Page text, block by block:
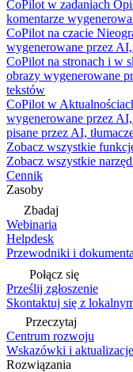
CoPilot w zadaniach
komentarze
CoPilot na czacie
wygenerowane przez
CoPilot na stronach i w
obrazy wygenerowane
tekstów
CoPilot w
wygenerowane przez
pisane przez AI,
Zobacz wszystkie
Zobacz wszystkie
Cennik
Zasoby
Zbadaj
Webinaria
Helpdesk
Przewodniki i
Połącz się
Prześlij zgłoszenie
Skontaktuj się z
Przeczytaj
Centrum rozwoju
Wskazówki i
Rozwiązania